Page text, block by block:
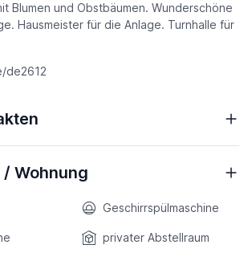
Blumen und Obstbäumen. Wunderschöne
Hausmeister für die Anlage. Turnhalle für
de2612
Wohnung
Geschirrspülmaschine
privater Abstellraum